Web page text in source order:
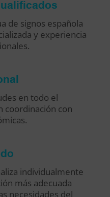
de signos española
y experiencia
en todo el
coordinación con
individualmente
más adecuada
necesidades del